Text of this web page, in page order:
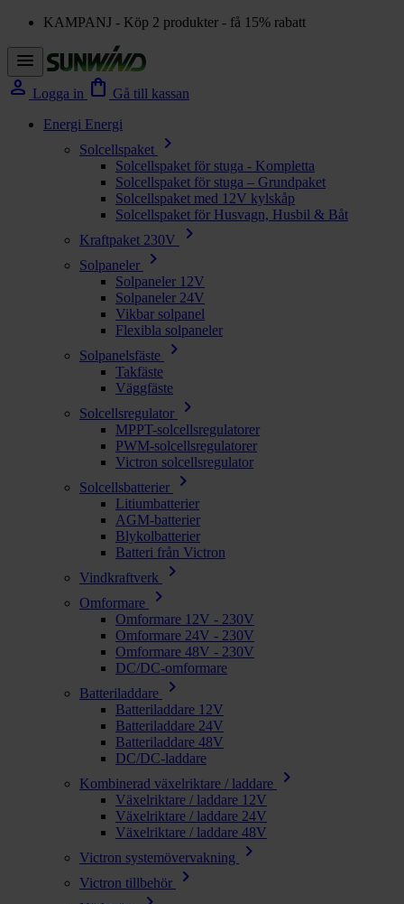
KAMPANJ - Köp 2 produkter - få 15% rabatt
menu
person Logga in shopping_bag Gå till kassan
Energi Energi
Solcellspaket
chevron_right
Solcellspaket för stuga - Kompletta
Solcellspaket för stuga – Grundpaket
Solcellspaket med 12V kylskåp
Solcellspaket för Husvagn, Husbil & Båt
Kraftpaket 230V
chevron_right
Solpaneler chevron_right
Solpaneler 12V
Solpaneler 24V
Vikbar solpanel
Flexibla solpaneler
Solpanelsfäste
chevron_right
Takfäste
Väggfäste
Solcellsregulator
chevron_right
MPPT-solcellsregulatorer
PWM-solcellsregulatorer
Victron solcellsregulator
Solcellsbatterier
chevron_right
Litiumbatterier
AGM-batterier
Blykolbatterier
Batteri från Victron
Vindkraftverk
chevron_right
Omformare chevron_right
Omformare 12V - 230V
Omformare 24V - 230V
Omformare 48V - 230V
DC/DC-omformare
Batteriladdare
chevron_right
Batteriladdare 12V
Batteriladdare 24V
Batteriladdare 48V
DC/DC-laddare
Kombinerad växelriktare / laddare
chevron_right
Växelriktare / laddare 12V
Växelriktare / laddare 24V
Växelriktare / laddare 48V
Victron systemövervakning
chevron_right
Victron tillbehör chevron_right